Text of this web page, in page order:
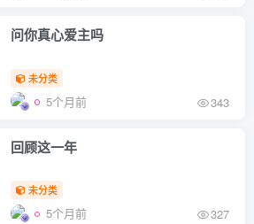
问你真心爱主吗
未分类
5个月前 343
回顾这一年
未分类
5个月前 327